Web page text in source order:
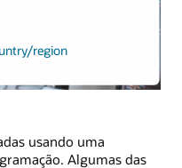
region
usando uma
Algumas das